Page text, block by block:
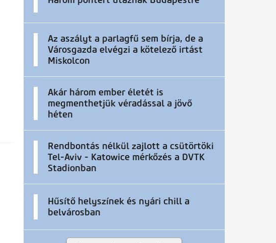
Az aszályt a parlagfű sem bírja, de a
Városgazda elvégzi a kötelező irtást
Miskolcon
Akár három ember életét is
megmenthetjük véradással a jövő
héten
Rendbontás nélkül zajlott a csütörtöki
Tel-Aviv - Katowice mérkőzés a DVTK
Stadionban
Hűsítő helyszínek és nyári chill a
belvárosban